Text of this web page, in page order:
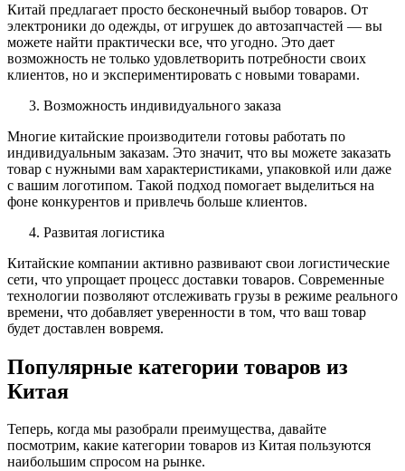
Китай предлагает просто бесконечный выбор товаров. От
электроники до одежды, от игрушек до автозапчастей — вы
можете найти практически все, что угодно. Это дает
возможность не только удовлетворить потребности своих
клиентов, но и экспериментировать с новыми товарами.
Возможность индивидуального заказа
Многие китайские производители готовы работать по
индивидуальным заказам. Это значит, что вы можете заказать
товар с нужными вам характеристиками, упаковкой или даже
с вашим логотипом. Такой подход помогает выделиться на
фоне конкурентов и привлечь больше клиентов.
Развитая логистика
Китайские компании активно развивают свои логистические
сети, что упрощает процесс доставки товаров. Современные
технологии позволяют отслеживать грузы в режиме реального
времени, что добавляет уверенности в том, что ваш товар
будет доставлен вовремя.
Популярные категории товаров из
Китая
Теперь, когда мы разобрали преимущества, давайте
посмотрим, какие категории товаров из Китая пользуются
наибольшим спросом на рынке.